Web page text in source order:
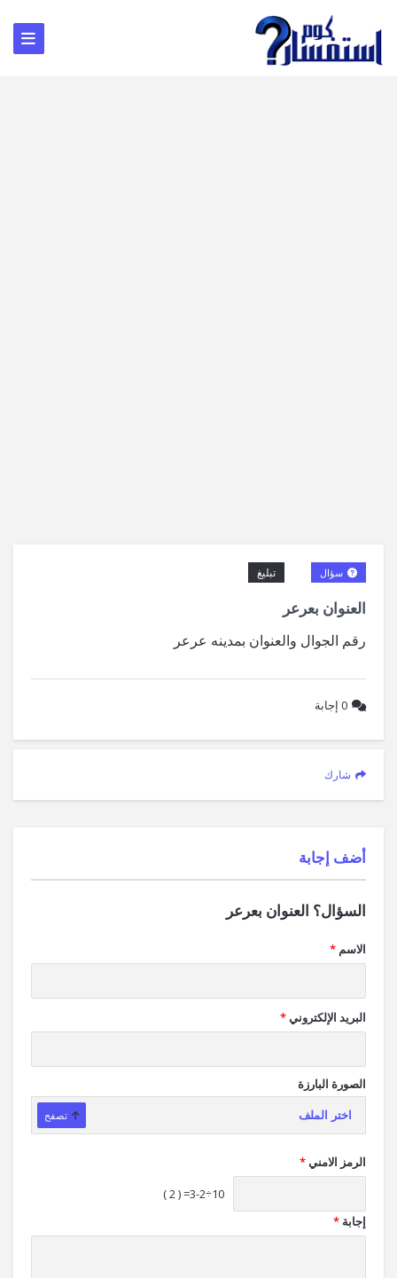
العنوان بعرعر
تبليغ سؤال
رقم الجوال والعنوان بمدينه عرعر
0 إجابة
شارك
‫أضف إجابة
السؤال؟ العنوان بعرعر
الاسم *
البريد الإلكتروني*
الصورة البارزة
اختر الملف تصفح
الرمز الامني*
10÷3-2= ( 2 )
إجابة *